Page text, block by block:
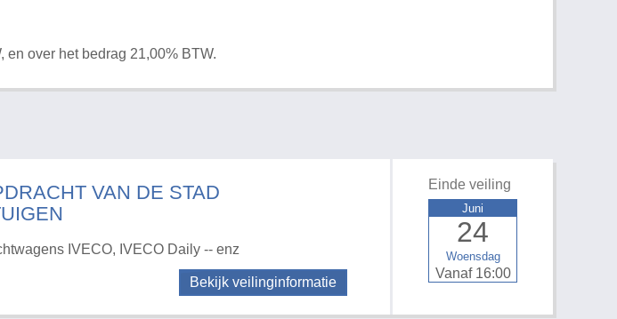
over het bedrag 21,00% BTW.
VAN DE STAD
IVECO, IVECO Daily -- enz
Bekijk veilinginformatie
Einde veiling
Woensdag
24
Juni
Vanaf 16:00